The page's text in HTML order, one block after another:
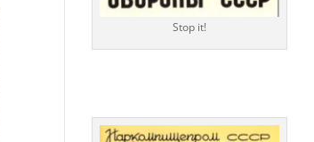
Stop it!